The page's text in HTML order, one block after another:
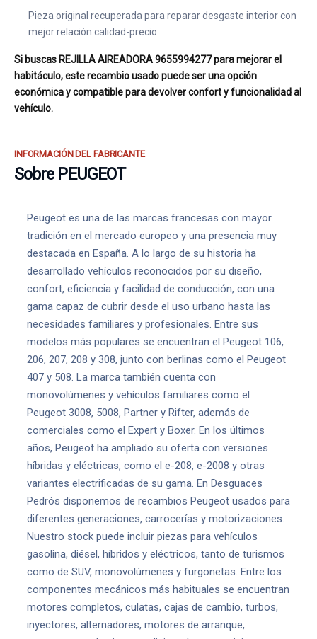
Pieza original recuperada para reparar desgaste interior con
mejor relación calidad-precio.
Si buscas REJILLA AIREADORA 9655994277 para mejorar el
habitáculo, este recambio usado puede ser una opción
económica y compatible para devolver confort y funcionalidad al
vehículo.
INFORMACIÓN DEL FABRICANTE
Sobre PEUGEOT
Peugeot es una de las marcas francesas con mayor
tradición en el mercado europeo y una presencia muy
destacada en España. A lo largo de su historia ha
desarrollado vehículos reconocidos por su diseño,
confort, eficiencia y facilidad de conducción, con una
gama capaz de cubrir desde el uso urbano hasta las
necesidades familiares y profesionales. Entre sus
modelos más populares se encuentran el Peugeot 106,
206, 207, 208 y 308, junto con berlinas como el Peugeot
407 y 508. La marca también cuenta con
monovolúmenes y vehículos familiares como el
Peugeot 3008, 5008, Partner y Rifter, además de
comerciales como el Expert y Boxer. En los últimos
años, Peugeot ha ampliado su oferta con versiones
híbridas y eléctricas, como el e-208, e-2008 y otras
variantes electrificadas de su gama. En Desguaces
Pedrós disponemos de recambios Peugeot usados para
diferentes generaciones, carrocerías y motorizaciones.
Nuestro stock puede incluir piezas para vehículos
gasolina, diésel, híbridos y eléctricos, tanto de turismos
como de SUV, monovolúmenes y furgonetas. Entre los
componentes mecánicos más habituales se encuentran
motores completos, culatas, cajas de cambio, turbos,
inyectores, alternadores, motores de arranque,